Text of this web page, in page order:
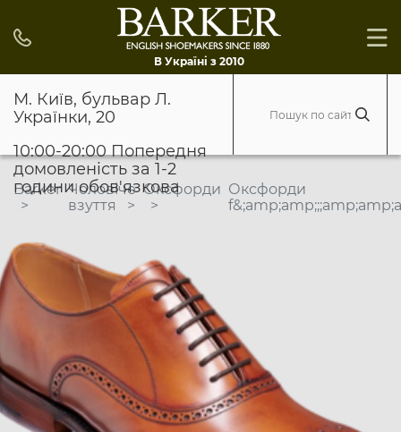
В Україні з 2010
М. Київ, бульвар Л.
Українки, 20
10:00-20:00 Попередня
домовленість за 1-2
години обов'язкова
Barker Чоловіче
взуття
Оксфорди Оксфорди